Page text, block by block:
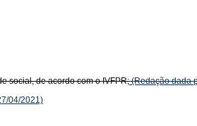
social, de acordo com o IVFPR;(Redação dada
04/2021)